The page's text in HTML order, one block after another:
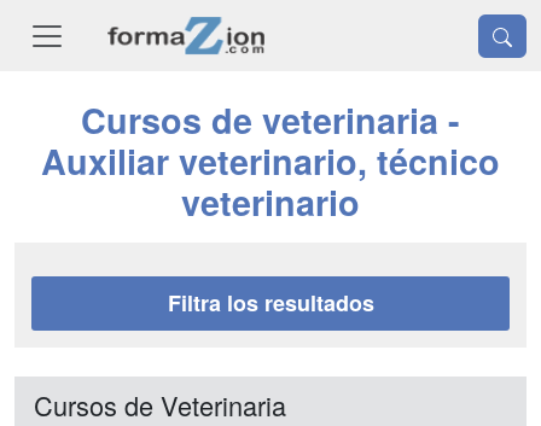
Cursos de veterinaria -
Auxiliar veterinario, técnico
veterinario
Filtra los resultados
Cursos de Veterinaria